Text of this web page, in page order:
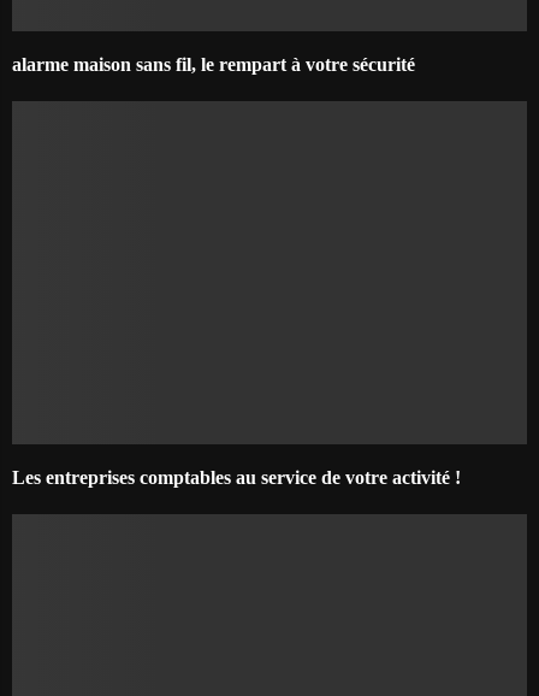
alarme maison sans fil, le rempart à votre sécurité
Les entreprises comptables au service de votre activité !